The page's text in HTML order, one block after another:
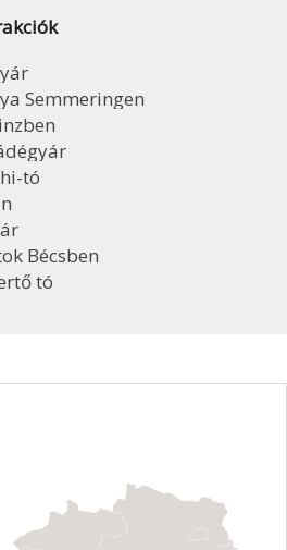
Semmeringen
tó
Bécsben
tó